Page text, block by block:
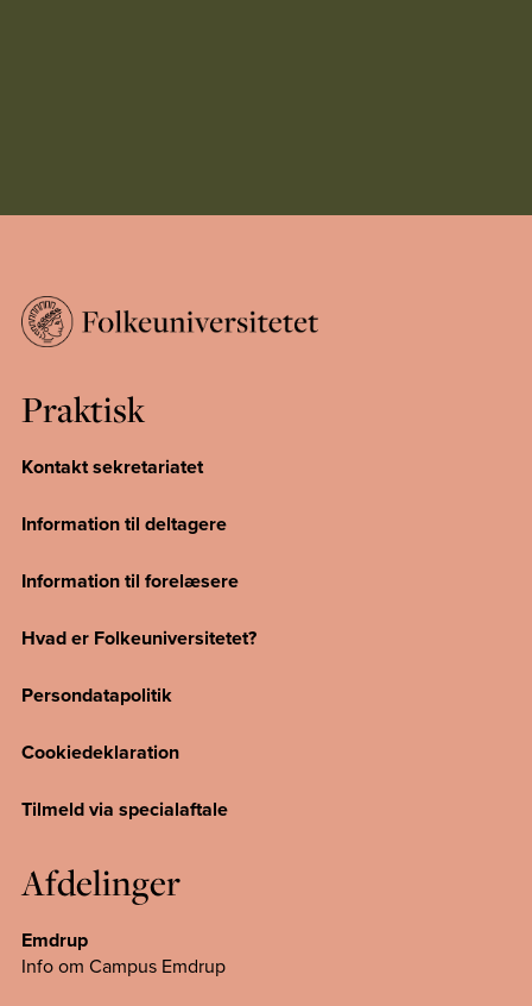
Praktisk
Kontakt sekretariatet
Information til deltagere
Information til forelæsere
Hvad er Folkeuniversitetet?
Persondatapolitik
Cookiedeklaration
Tilmeld via specialaftale
Afdelinger
Emdrup
Info om Campus Emdrup